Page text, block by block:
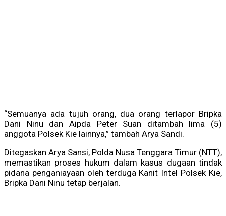
“Semuanya ada tujuh orang, dua orang terlapor Bripka
Dani Ninu dan Aipda Peter Suan ditambah lima (5)
anggota Polsek Kie lainnya,” tambah Arya Sandi.
Ditegaskan Arya Sansi, Polda Nusa Tenggara Timur (NTT),
memastikan proses hukum dalam kasus dugaan tindak
pidana penganiayaan oleh terduga Kanit Intel Polsek Kie,
Bripka Dani Ninu tetap berjalan.